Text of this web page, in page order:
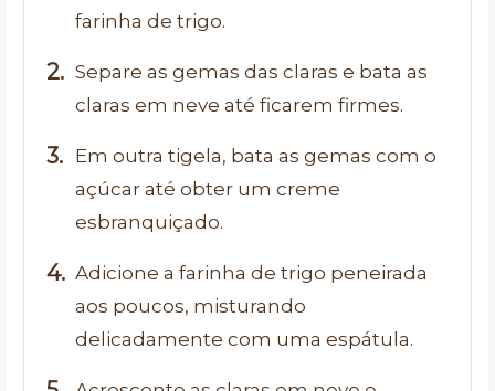
farinha de trigo.
Separe as gemas das claras e bata as
claras em neve até ficarem firmes.
Em outra tigela, bata as gemas com o
açúcar até obter um creme
esbranquiçado.
Adicione a farinha de trigo peneirada
aos poucos, misturando
delicadamente com uma espátula.